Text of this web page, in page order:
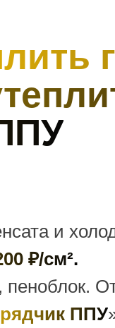
и
₽/см².
ППУ